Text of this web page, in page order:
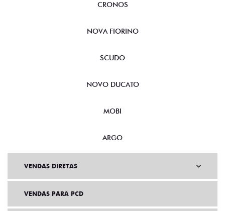
CRONOS
NOVA FIORINO
SCUDO
NOVO DUCATO
MOBI
ARGO
VENDAS DIRETAS
VENDAS PARA PCD